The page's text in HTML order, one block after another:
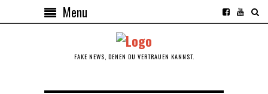
Menu
FAKE NEWS, DENEN DU VERTRAUEN KANNST.